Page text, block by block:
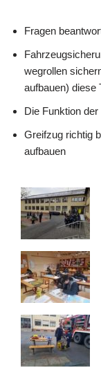
Fragen
wegrollen
aufbauen) diese
Die Funktion
Greifzug richtig
aufbauen